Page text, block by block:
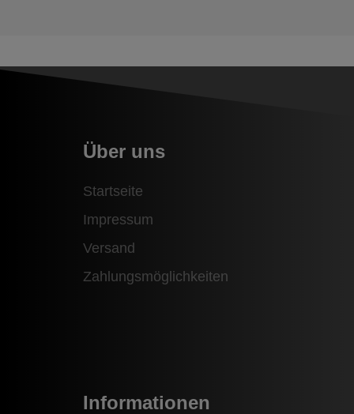
Über uns
Startseite
Impressum
Versand
Zahlungsmöglichkeiten
Informationen